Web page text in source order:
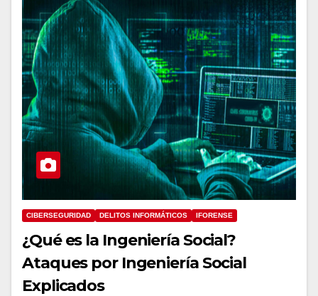
CIBERSEGURIDAD DELITOS INFORMÁTICOS IFORENSE
¿Qué es la Ingeniería Social?
Ataques por Ingeniería Social
Explicados